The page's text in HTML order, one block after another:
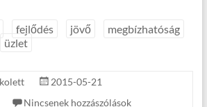
fejlődés jövő
megbízhatóság
üzlet
2015-05-21
Nincsenek hozzászólások